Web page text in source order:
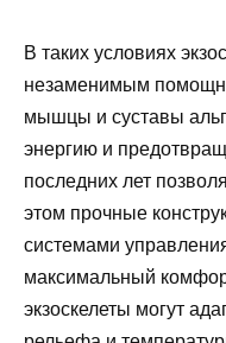
В таких условиях
незаменимым
мышцы и суставы
энергию и
последних лет
этом прочные
системами
максимальный
экзоскелеты могут